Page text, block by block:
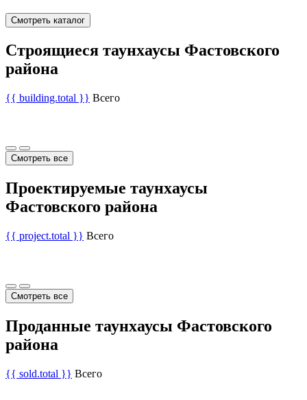
Смотреть каталог
Строящиеся таунхаусы Фастовского
района
{{ building.total }} Всего
Смотреть все
Проектируемые таунхаусы
Фастовского района
{{ project.total }} Всего
Смотреть все
Проданные таунхаусы Фастовского
района
{{ sold.total }} Всего